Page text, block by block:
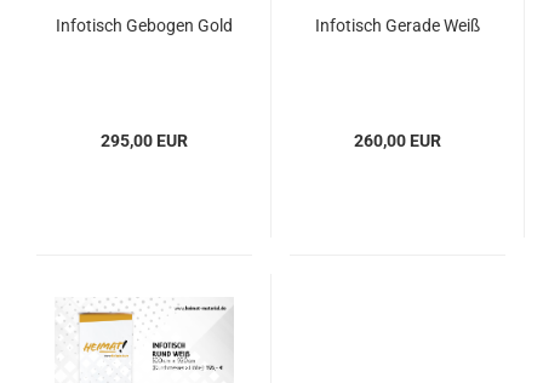
Infotisch Gebogen Gold
295,00 EUR
Infotisch Gerade Weiß
260,00 EUR